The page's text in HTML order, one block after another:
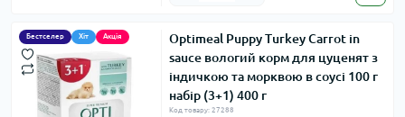
Бестселер Хіт Акція
Optimeal Puppy Turkey Carrot in
sauce вологий корм для цуценят з
індичкою та морквою в соусі 100 г
набір (3+1) 400 г
Код товару: 27288